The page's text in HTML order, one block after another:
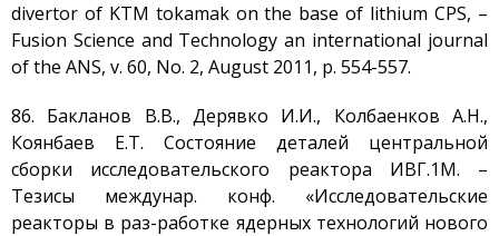
divertor of KTM tokamak on the base of lithium CPS, –
Fusion Science and Technology an international journal
of the ANS, v. 60, No. 2, August 2011, p. 554-557.
86. Бакланов В.В., Дерявко И.И., Колбаенков А.Н.,
Коянбаев Е.Т. Состояние деталей центральной
сборки исследовательского реактора ИВГ.1М. –
Тезисы междунар. конф. «Исследовательские
реакторы в раз-работке ядерных технологий нового